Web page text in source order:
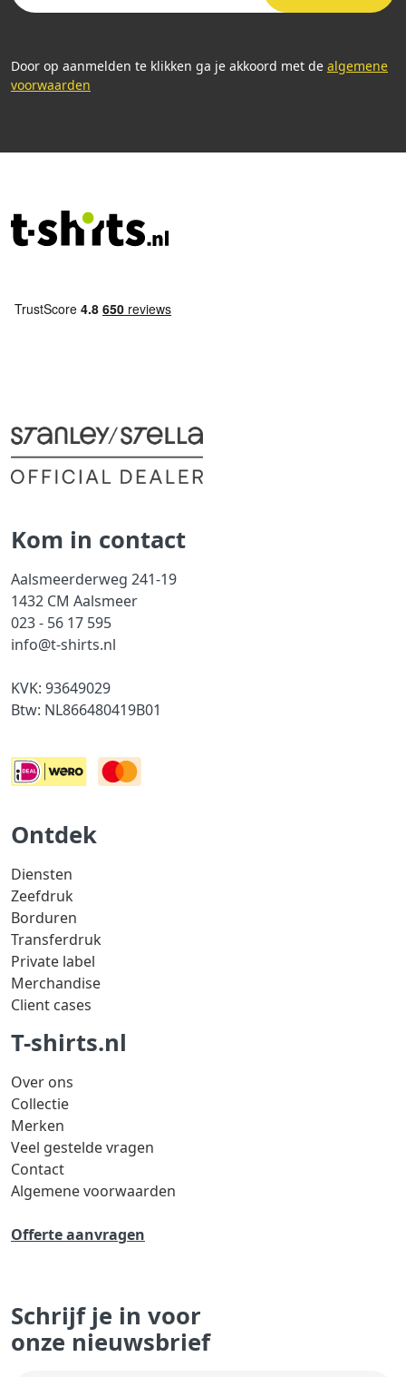
Door op aanmelden te klikken ga je akkoord met de algemene
voorwaarden
Kom in contact
Aalsmeerderweg 241-19
1432 CM Aalsmeer
023 - 56 17 595
info@t-shirts.nl
KVK: 93649029
Btw: NL866480419B01
Ontdek
Diensten
Zeefdruk
Borduren
Transferdruk
Private label
Merchandise
Client cases
T-shirts.nl
Over ons
Collectie
Merken
Veel gestelde vragen
Contact
Algemene voorwaarden
Offerte aanvragen
Schrijf je in voor
onze nieuwsbrief